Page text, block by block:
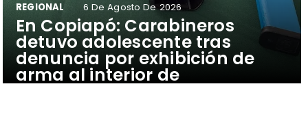
​En Copiapó: Carabineros
detuvo adolescente tras
denuncia por exhibición de
arma al interior de
REGIONAL 6 De Agosto De 2026